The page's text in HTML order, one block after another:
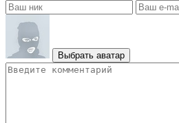
Выбрать аватар